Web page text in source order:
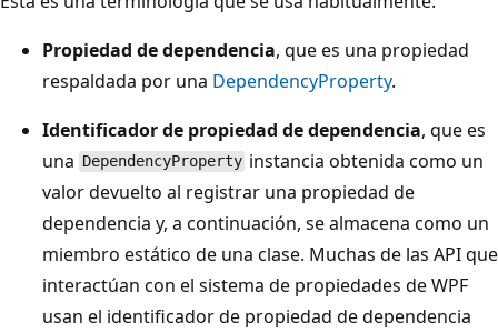
Propiedad de dependencia, que es una propiedad
respaldada por una DependencyProperty.
Identificador de propiedad de dependencia, que es
una DependencyProperty instancia obtenida como un
valor devuelto al registrar una propiedad de
dependencia y, a continuación, se almacena como un
miembro estático de una clase. Muchas de las API que
interactúan con el sistema de propiedades de WPF
usan el identificador de propiedad de dependencia